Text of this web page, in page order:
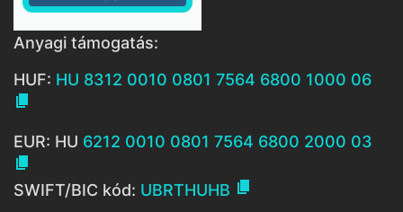
Anyagi támogatás:
HUF: HU 8312 0010 0801 7564 6800 1000 06

EUR: HU 6212 0010 0801 7564 6800 2000 03

SWIFT/BIC kód: UBRTHUHB 